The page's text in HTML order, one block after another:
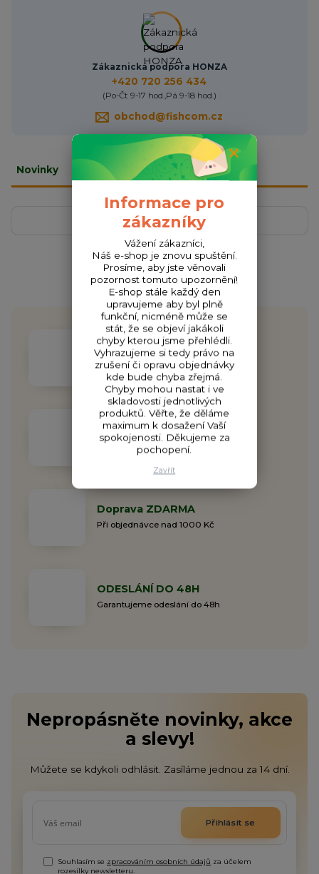
Zákaznická podpora HONZA
+420 720 256 434
(Po-Čt 9-17 hod.,Pá 9-18 hod.)
obchod@fishcom.cz
Novinky
Zobrazit všechny novinky
DÁREK ZDARMA
K objednávce rozdáváme dárky
ZALOŽENO ROKU 2014
Rodinná společnost již 11 let
Doprava ZDARMA
Při objednávce nad 1000 Kč
ODESLÁNÍ DO 48H
Garantujeme odeslání do 48h
Nepropásněte novinky, akce
a slevy!
Můžete se kdykoli odhlásit. Zasíláme jednou za 14 dní.
Přihlásit se
Souhlasím se zpracováním osobních údajů za účelem
rozesílky newsletteru.
Informace pro
zákazníky
Vážení zákazníci,
Náš e-shop je znovu spuštění.
Prosíme, aby jste věnovali
pozornost tomuto upozornění!
E-shop stále každý den
upravujeme aby byl plně
funkční, nicméně může se
stát, že se objeví jakákoli
chyby kterou jsme přehlédli.
Vyhrazujeme si tedy právo na
zrušení či opravu objednávky
kde bude chyba zřejmá.
Chyby mohou nastat i ve
skladovosti jednotlivých
produktů. Věřte, že děláme
maximum k dosažení Vaší
spokojenosti. Děkujeme za
pochopení.
Zavřít